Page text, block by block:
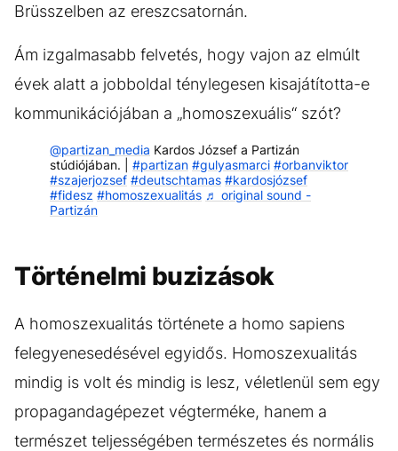
Brüsszelben az ereszcsatornán.
Ám izgalmasabb felvetés, hogy vajon az elmúlt
évek alatt a jobboldal ténylegesen kisajátította-e
kommunikációjában a „homoszexuális“ szót?
@partizan_media Kardos József a Partizán
stúdiójában. | #partizan #gulyasmarci #orbanviktor
#szajerjozsef #deutschtamas #kardosjózsef
#fidesz #homoszexualitás ♬ original sound -
Partizán
Történelmi buzizások
A homoszexualitás története a homo sapiens
felegyenesedésével egyidős. Homoszexualitás
mindig is volt és mindig is lesz, véletlenül sem egy
propagandagépezet végterméke, hanem a
természet teljességében természetes és normális